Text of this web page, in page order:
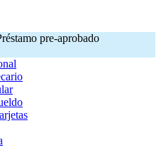
pre-aprobado